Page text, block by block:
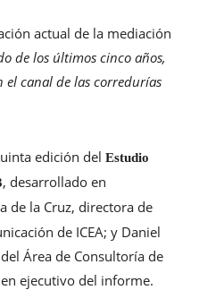
actual de la mediación
de los últimos cinco años,
el canal de las corredurías
edición del Estudio
, desarrollado en
de la Cruz, directora de
de ICEA; y Daniel
Área de Consultoría de
ejecutivo del informe.